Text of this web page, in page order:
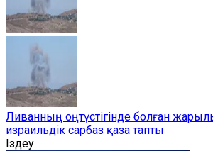
Ливанның оңтүстігінде болған
израильдік сарбаз қаза тапты
Іздеу